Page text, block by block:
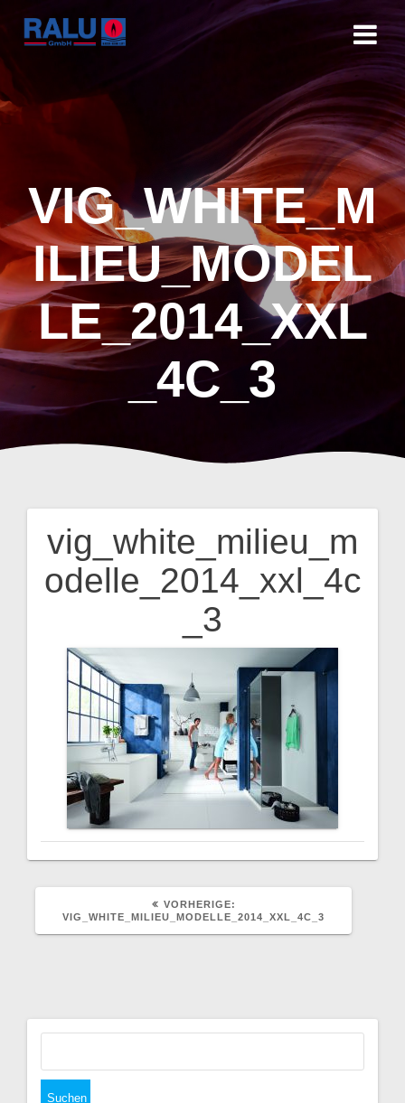
VIG_WHITE_M
ILIEU_MODEL
LE_2014_XXL
_4C_3
vig_white_milieu_m
odelle_2014_xxl_4c
_3
Beitragsnavigation
VORHERIGE:
BEITRAG:
VIG_WHITE_MILIEU_MODELLE_2014_XXL_4C_3